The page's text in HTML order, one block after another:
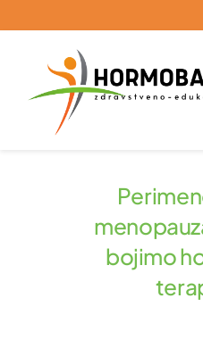
content
Početna
Funkcionalnabojimo